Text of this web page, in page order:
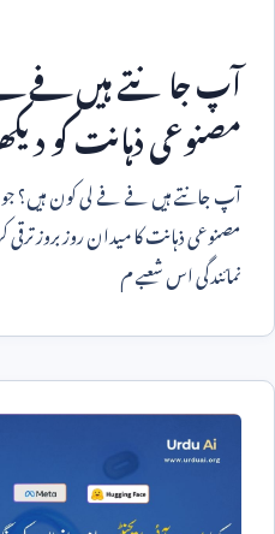
آپ جانتے ہیں فے
مصنوعی ذہانت کو
آپ جانتے ہیں فے فے لی کون ہیں؟ جو
مصنوعی ذہانت کا میدان روز بروز ترقی
نمائندگی اس شعبے م